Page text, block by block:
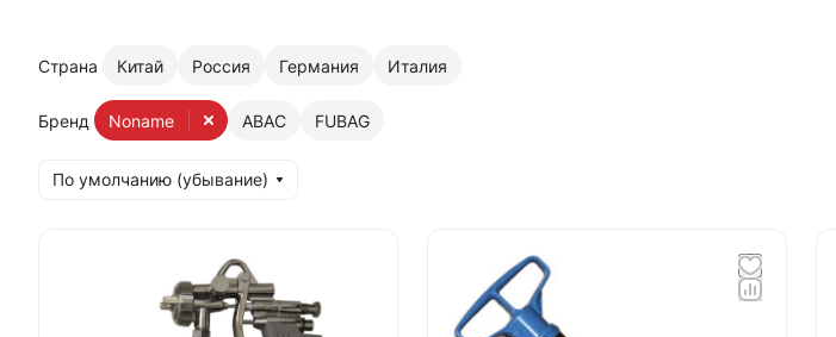
Страна Китай Россия Германия Италия
Бренд Noname ABAC FUBAG
По умолчанию (убывание)